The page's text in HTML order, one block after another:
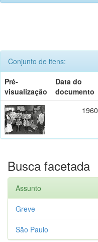
Conjunto de itens:
Pré-
visualização
Data do
documento
1960
Busca facetada
Assunto
Greve
São Paulo